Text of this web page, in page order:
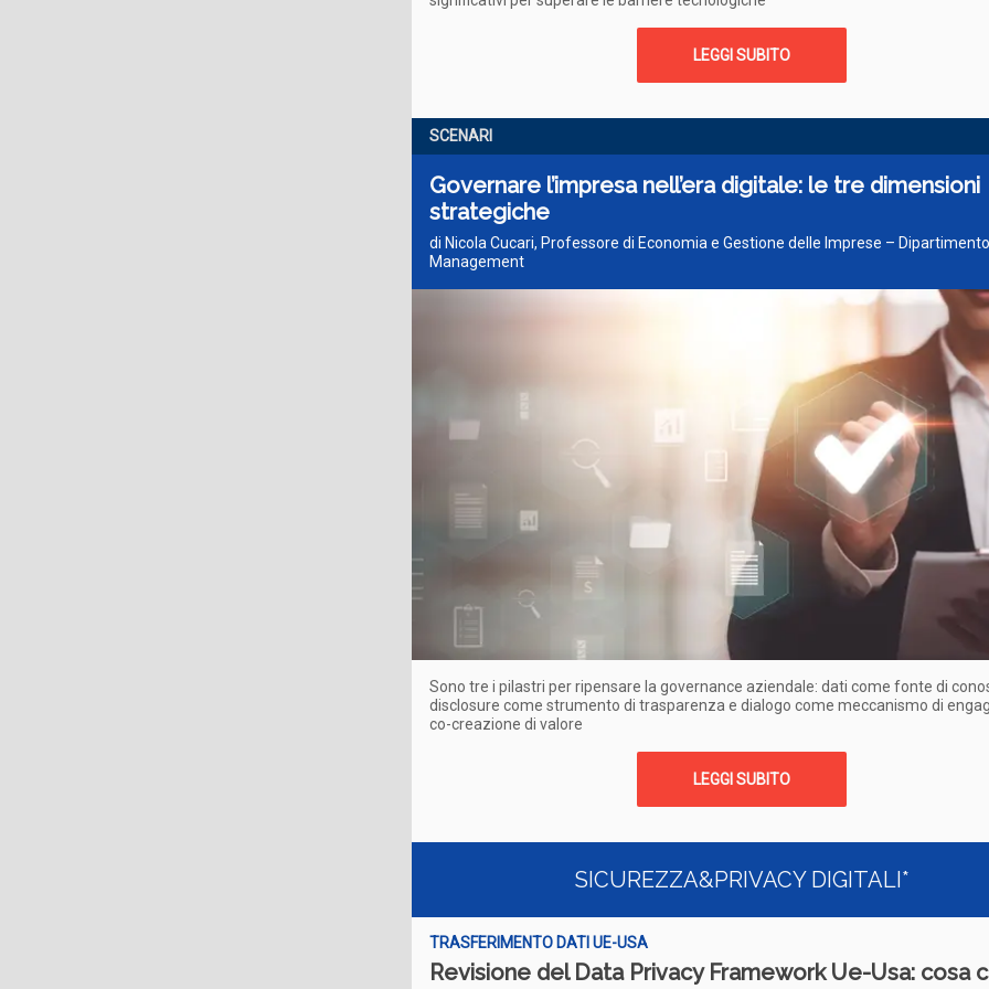
LEGGI SUBITO
SCENARI
Governare l’impresa nell’era digitale: le tre dimensioni
strategiche
di Nicola Cucari, Professore di Economia e Gestione delle Imprese –
Management
Sono tre i pilastri per ripensare la governance aziendale: dati come fonte di
disclosure come strumento di trasparenza e dialogo come meccanismo di
co-creazione di valore
LEGGI SUBITO
SICUREZZA&PRIVACY DIGITALI*
TRASFERIMENTO DATI UE-USA
Revisione del Data Privacy Framework Ue-Usa: cosa